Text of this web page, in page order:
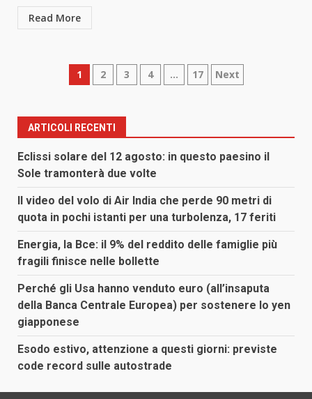
Read More
Paginazione
articoli
1 2 3 4 … 17 Next
ARTICOLI RECENTI
Eclissi solare del 12 agosto: in questo paesino il
Sole tramonterà due volte
Il video del volo di Air India che perde 90 metri di
quota in pochi istanti per una turbolenza, 17 feriti
Energia, la Bce: il 9% del reddito delle famiglie più
fragili finisce nelle bollette
Perché gli Usa hanno venduto euro (all’insaputa
della Banca Centrale Europea) per sostenere lo yen
giapponese
Esodo estivo, attenzione a questi giorni: previste
code record sulle autostrade